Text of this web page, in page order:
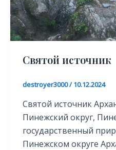
Святой источник
destroyer3000/10.12.2024
Святой источник
Пинежский округ,
государственный
Пинежском округе